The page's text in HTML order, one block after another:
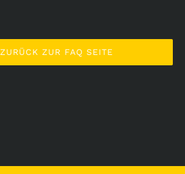
ZURÜCK ZUR FAQ SEITE